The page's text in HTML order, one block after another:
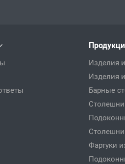
Изделия
Изделия
Барные
Фартуки